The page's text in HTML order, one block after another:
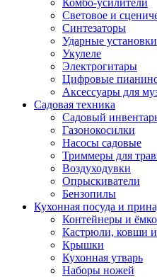
Комбо-усилители
Световое и
Синтезаторы
Ударные установки
Укулеле
Электрогитары
Цифровые
Аксессуары для
Садовая техника
Садовый
Газонокосилки
Насосы садовые
Триммеры для
Воздуходувки
Опрыскиватели
Бензопилы
Кухонная посуда и
Контейнеры и
Кастрюли, ковши
Крышки
Кухонная утварь
Наборы ножей